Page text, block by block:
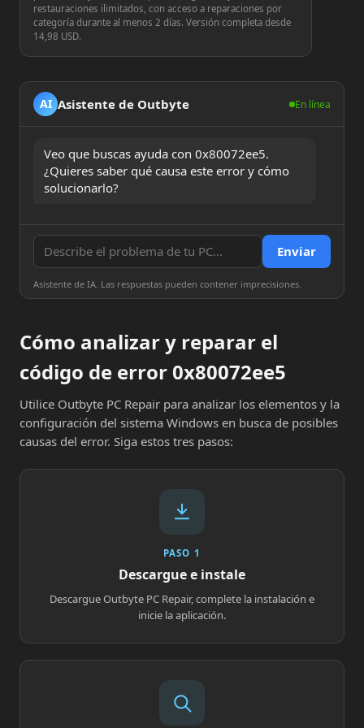
restauraciones ilimitados, con acceso a reparaciones por
categoría durante al menos 2 días. Versión completa desde
14,98 USD.
AI Asistente de Outbyte En línea
Veo que buscas ayuda con 0x80072ee5.
¿Quieres saber qué causa este error y cómo
solucionarlo?
Enviar
Asistente de IA. Las respuestas pueden contener imprecisiones.
Cómo analizar y reparar el
código de error 0x80072ee5
Utilice Outbyte PC Repair para analizar los elementos y la
configuración del sistema Windows en busca de posibles
causas del error. Siga estos tres pasos:
PASO 1
Descargue e instale
Descargue Outbyte PC Repair, complete la instalación e
inicie la aplicación.